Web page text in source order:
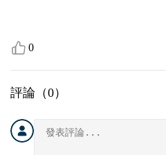
0
評論（0）